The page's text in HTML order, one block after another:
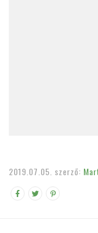
2019.07.05. szerző: